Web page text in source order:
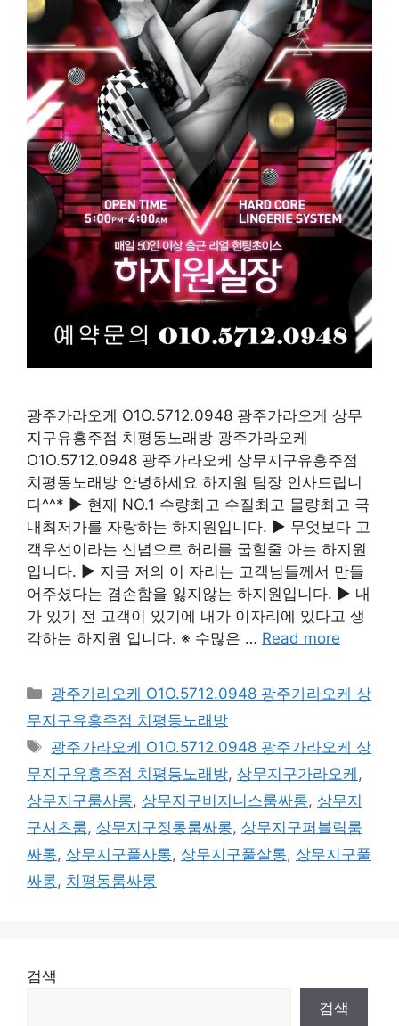
광주가라오케 O1O.5712.0948 광주가라오케 상무
지구유흥주점 치평동노래방 광주가라오케
O1O.5712.0948 광주가라오케 상무지구유흥주점
치평동노래방 안녕하세요 하지원 팀장 인사드립니
다^^* ▶ 현재 NO.1 수량최고 수질최고 물량최고 국
내최저가를 자랑하는 하지원입니다. ▶ 무엇보다 고
객우선이라는 신념으로 허리를 굽힐줄 아는 하지원
입니다. ▶ 지금 저의 이 자리는 고객님들께서 만들
어주셨다는 겸손함을 잃지않는 하지원입니다. ▶ 내
가 있기 전 고객이 있기에 내가 이자리에 있다고 생
각하는 하지원 입니다. ※ 수많은 … Read more
카
테
리
광주가라오케 O1O.5712.0948 광주가라오케 상
무지구유흥주점 치평동노래방
태
그
광주가라오케 O1O.5712.0948 광주가라오케 상
무지구유흥주점 치평동노래방, 상무지구가라오케 ,
상무지구룸사롱, 상무지구비지니스룸싸롱, 상무지
구셔츠룸, 상무지구정통룸싸롱, 상무지구퍼블릭룸
싸롱, 상무지구풀사롱, 상무지구풀살롱, 상무지구풀
싸롱, 치평동룸싸롱
검색
검색